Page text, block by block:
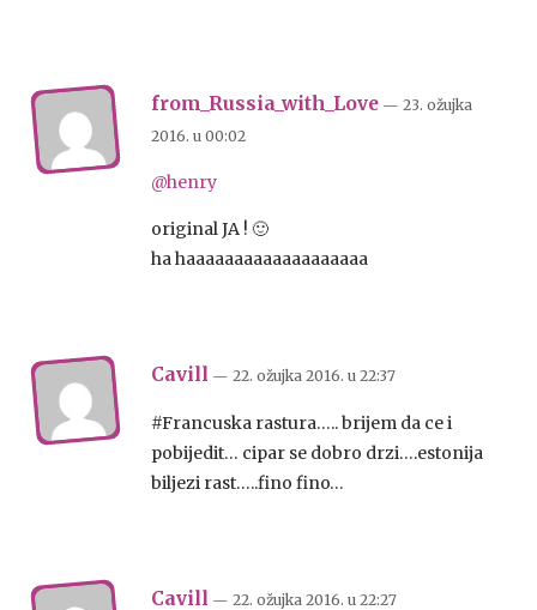
from_Russia_with_Love — 23. ožujka
2016. u 00:02
@henry
original JA ! 🙂
ha haaaaaaaaaaaaaaaaaaa
Cavill — 22. ožujka 2016. u 22:37
#Francuska rastura….. brijem da ce i
pobijedit… cipar se dobro drzi….estonija
biljezi rast…..fino fino…
Cavill — 22. ožujka 2016. u 22:27